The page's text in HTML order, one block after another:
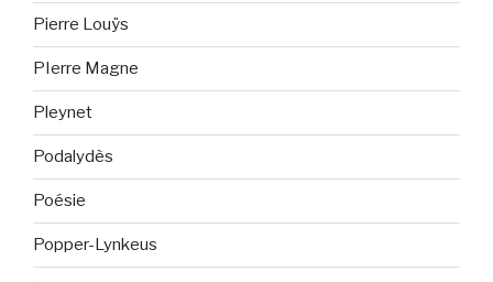
Pierre Louÿs
PIerre Magne
Pleynet
Podalydès
Poésie
Popper-Lynkeus